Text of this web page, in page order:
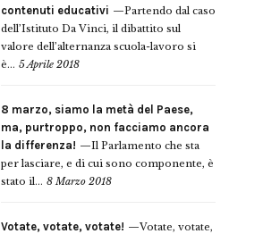
contenuti educativi
Partendo dal caso
dell’Istituto Da Vinci, il dibattito sul
valore dell’alternanza scuola-lavoro si
è... 5 Aprile 2018
8 marzo, siamo la metà del Paese,
ma, purtroppo, non facciamo ancora
la differenza!
Il Parlamento che sta
per lasciare, e di cui sono componente, è
stato il... 8 Marzo 2018
Votate, votate, votate!
Votate, votate,